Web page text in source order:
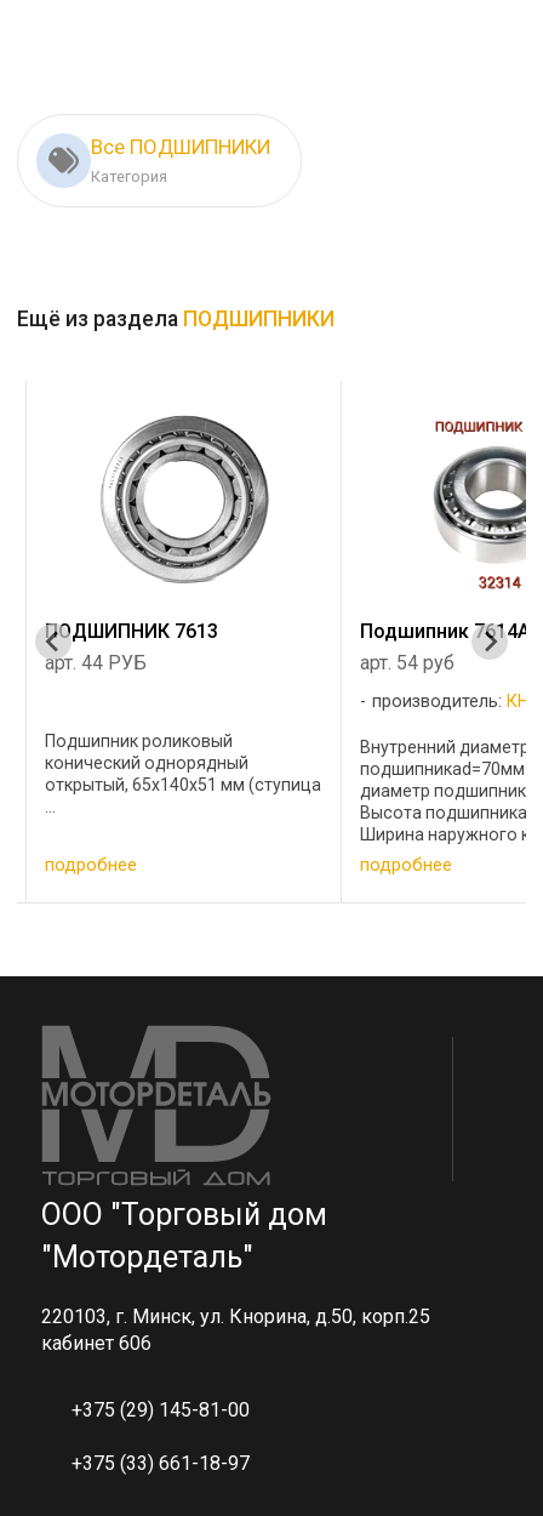
Все ПОДШИПНИКИ
Категория
Ещё из раздела ПОДШИПНИКИ
ПОДШИПНИК 7613
арт. 44 РУБ
Подшипник роликовый
конический однорядный
открытый, 65х140х51 мм (ступица
подробнее
Подшипник 7614А
арт. 54 руб
производитель: КНР
Внутренний диаметр
подшипникаd=70мм
диаметр
Высота
Ширина наружного
подшипникаВ=43мм
внутреннего кольца
подшипникаc=51мм
подробнее
ООО "Торговый дом
"Мотордеталь"
220103, г. Минск, ул. Кнорина, д.50, корп.25
кабинет 606
+375 (29) 145-81-00
+375 (33) 661-18-97